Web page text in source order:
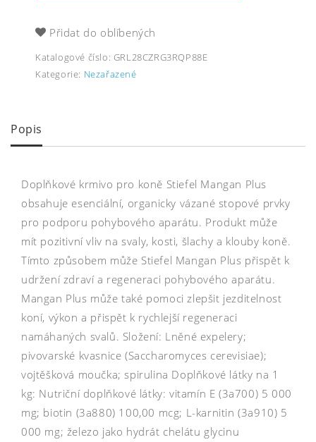
Přidat do oblíbených
Katalogové číslo: GRL28CZRG3RQP88E
Kategorie: Nezařazené
Popis
Doplňkové krmivo pro koně Stiefel Mangan Plus
obsahuje esenciální, organicky vázané stopové prvky
pro podporu pohybového aparátu. Produkt může
mít pozitivní vliv na svaly, kosti, šlachy a klouby koně.
Tímto způsobem může Stiefel Mangan Plus přispět k
udržení zdraví a regeneraci pohybového aparátu.
Mangan Plus může také pomoci zlepšit jezditelnost
koní, výkon a přispět k rychlejší regeneraci
namáhaných svalů. Složení: Lněné expelery;
pivovarské kvasnice (Saccharomyces cerevisiae);
vojtěšková moučka; spirulina Doplňkové látky na 1
kg: Nutriční doplňkové látky: vitamín E (3a700) 5 000
mg; biotin (3a880) 100,00 mcg; L-karnitin (3a910) 5
000 mg; železo jako hydrát chelátu glycinu